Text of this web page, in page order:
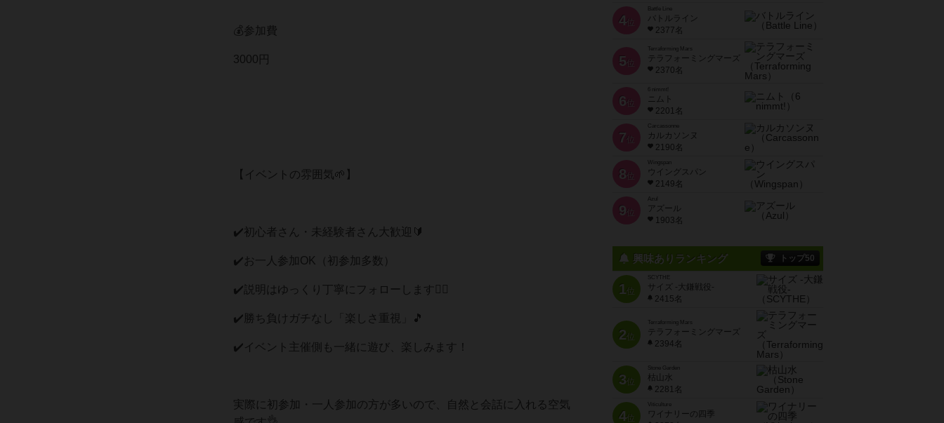
💰参加費
3000円
【イベントの雰囲気🌱】
✔️初心者さん・未経験者さん大歓迎🔰
✔️お一人参加OK（初参加多数）
✔️説明はゆっくり丁寧にフォローします🙆‍♂️
✔️勝ち負けガチなし「楽しさ重視」🎵
✔️イベント主催側も一緒に遊び、楽しみます！
実際に初参加・一人参加の方が多いので、自然と会話に入れる空気
4位
Battle Line
バトルライン
2377名
5 位
Terraforming Mars
テラフォーミングマーズ
2370名
6 位
ニムト
2201名
7 位
Carcassonne
カルカソンヌ
2190名
8 位
Wingspan
ウイングスパン
2149名
9 位
Azul
アズール
1903名
興味ありランキング トップ50
1位
SCYTHE
サイズ -大鎌戦役-
2415名
2位
Terraforming Mars
テラフォーミングマーズ
2394名
3位
Stone Garden
枯山水
2281名
4位
Viticulture
ワイナリーの四季